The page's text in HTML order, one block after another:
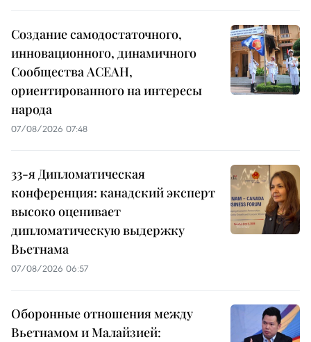
Создание самодостаточного,
инновационного, динамичного
Сообщества АСЕАН,
ориентированного на интересы
народа
07/08/2026 07:48
33-я Дипломатическая
конференция: канадский эксперт
высоко оценивает
дипломатическую выдержку
Вьетнама
07/08/2026 06:57
Оборонные отношения между
Вьетнамом и Малайзией: